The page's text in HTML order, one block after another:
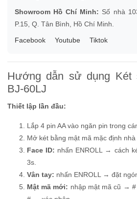
Showroom Hồ Chí Minh: Số nhà
P.15, Q. Tân Bình, Hồ Chí Minh.
Facebook Youtube Tiktok
Hướng dẫn sử dụng Két
BJ-60LJ
Thiết lập lần đầu:
Lắp 4 pin AA vào ngăn pin trong
Mở két bằng mật mã mặc định nhà
Face ID: nhấn ENROLL → cách
3s.
Vân tay: nhấn ENROLL → đặt
Mật mã mới: nhập mật mã cũ →